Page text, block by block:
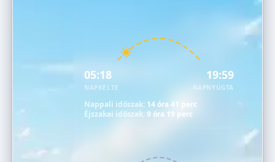
05:18
NAPKELTE
19:59
NAPNYUGTA
Nappali időszak: 14 óra 41 perc
Éjszakai időszak:9 óra 19 perc